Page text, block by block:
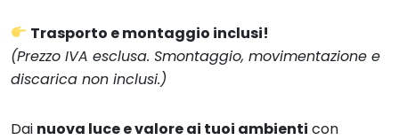
Trasporto e montaggio inclusi!
(Prezzo IVA esclusa. Smontaggio, movimentazione e
discarica non inclusi.)
Dai nuova luce e valore ai tuoi ambienti con